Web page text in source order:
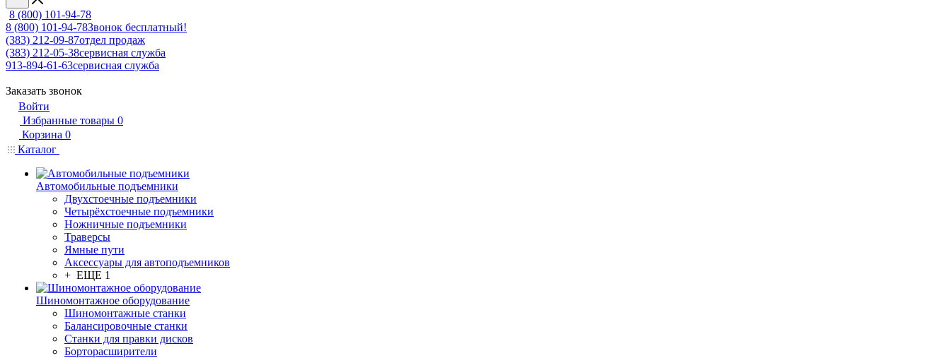
8 (800) 101-94-78
8 (800) 101-94-78Звонок бесплатный!
(383) 212-09-87отдел продаж
(383) 212-05-38сервисная служба
913-894-61-63сервисная служба
Заказать звонок
Войти
Избранные товары 0
Корзина 0
Каталог
Автомобильные подъемники
Двухстоечные подъемники
Четырёхстоечные подъемники
Ножничные подъемники
Траверсы
Ямные пути
Аксессуары для автоподъемников
+ ЕЩЕ 1
Шиномонтажное оборудование
Шиномонтажные станки
Балансировочные станки
Станки для правки дисков
Борторасширители